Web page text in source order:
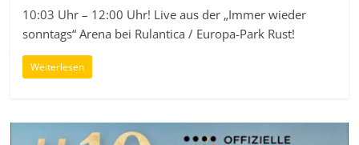
10:03 Uhr – 12:00 Uhr! Live aus der „Immer wieder
sonntags“ Arena bei Rulantica / Europa-Park Rust!
Weiterlesen